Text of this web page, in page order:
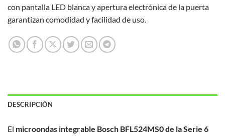
con pantalla LED blanca y apertura electrónica de la puerta
garantizan comodidad y facilidad de uso.
DESCRIPCIÓN
El microondas integrable Bosch BFL524MS0 de la Serie 6